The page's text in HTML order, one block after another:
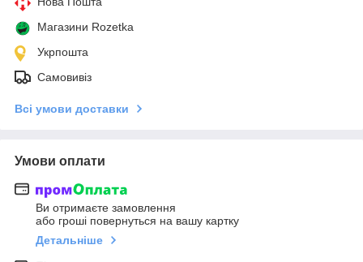
Магазини Rozetka
Укрпошта
Самовивіз
Всі умови доставки
Умови оплати
Ви отримаєте замовлення
або гроші повернуться на вашу картку
Детальніше